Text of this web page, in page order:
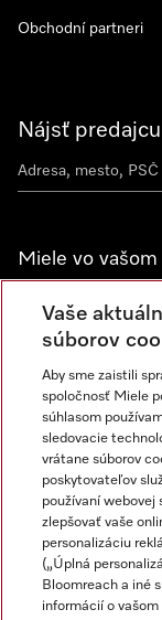
Nájsť
Miele vo vašom
Spoznajte predajne
Newsletter
Obchodní partneri
Miele na Instagrame
Miele na
Vaše
súborov
Aby sme zaistili
spoločnosť Miele
súhlasom
sledovacie
vrátane súborov
poskytovateľov
používaní webovej
zlepšovať vaše
personalizáciu
(„Úplná
Bloomreach a iné
informácií o